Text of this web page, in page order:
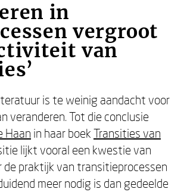
in
vergroot
van
is te weinig aandacht voor
veranderen. Tot die conclusie
Haan in haar boek Transities van
lijkt vooral een kwestie van
de praktijk van transitieprocessen
meer nodig is dan gedeelde